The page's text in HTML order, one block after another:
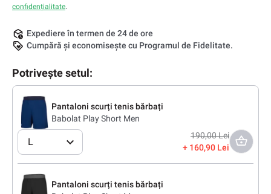
confidențialitate.
Expediere în termen de 24 de ore
Cumpără și economisește cu Programul de Fidelitate.
Potrivește setul:
Pantaloni scurți tenis bărbați
Babolat Play Short Men
L
190,00 Lei
160,90 Lei
Pantaloni scurți tenis bărbați